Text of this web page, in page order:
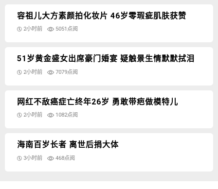
容祖儿大方素颜拍化妆片 46岁零瑕疵肌肤获赞
2小时前 5051点阅
51岁黄金盛女出席豪门婚宴 疑触景生情默默拭泪
2小时前 7079点阅
网红不敌癌症亡终年26岁 勇敢带疤做模特儿
2小时前 1082点阅
海南百岁长者 离世后捐大体
3小时前 468点阅